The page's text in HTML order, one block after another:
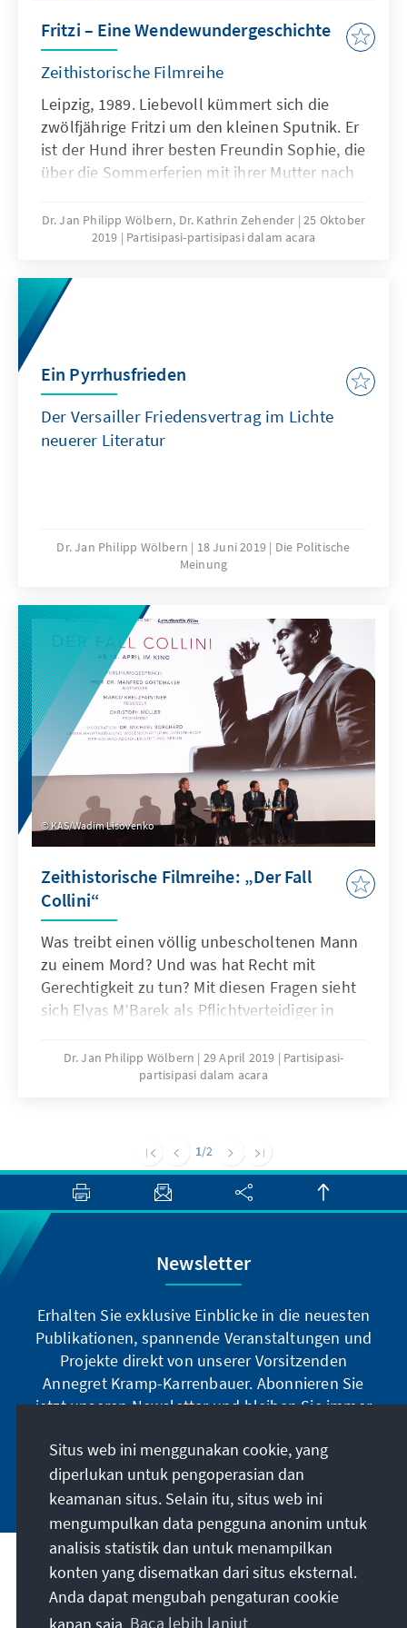
unerbittlichen Gegner…
Fritzi – Eine Wendewundergeschichte
Zeithistorische Filmreihe
Leipzig, 1989. Liebevoll kümmert sich die
zwölfjährige Fritzi um den kleinen Sputnik. Er
ist der Hund ihrer besten Freundin Sophie, die
über die Sommerferien mit ihrer Mutter nach
kehrt Sophie nicht in die Klasse zurück. Wie
viele andere ist sie in den Westen geflohen.
ihrer Freundin und gerät in ein Abenteuer, das
die Zukunft des ganzen Landes verändert.
Dr. Jan Philipp Wölbern, Dr. Kathrin Zehender 25 Oktober
2019
Partisipasi-partisipasi dalam acara
Ein Pyrrhusfrieden
Der Versailler Friedensvertrag im Lichte
neuerer Literatur
Dr. Jan Philipp Wölbern 18 Juni 2019
Die Politische
Meinung
KAS/Wadim Lisovenko
Zeithistorische Filmreihe: „Der Fall
Collini“
Was treibt einen völlig unbescholtenen Mann
zu einem Mord? Und was hat Recht mit
Gerechtigkeit zu tun? Mit diesen Fragen sieht
sich Elyas M’Barek als Pflichtverteidiger in
dem gleichnamigen Roman des Erfolgsautors
Ferdinand von Schirach („Schuld“, „Terror“)
von einem der größten deutschen
Justizskandale erzählt.
Dr. Jan Philipp Wölbern 29 April 2019
Partisipasi-
partisipasi dalam acara
1/2
Newsletter
Erhalten Sie exklusive Einblicke in die neuesten
Publikationen, spannende Veranstaltungen und
Projekte direkt von unserer Vorsitzenden
Annegret Kramp-Karrenbauer. Abonnieren Sie
jetzt unseren Newsletter und bleiben Sie immer
Jetzt abonnieren
Misi kami
Situs web ini menggunakan cookie, yang
diperlukan untuk pengoperasian dan
keamanan situs. Selain itu, situs web ini
mengumpulkan data pengguna anonim untuk
analisis statistik dan untuk menampilkan
konten yang disematkan dari situs eksternal.
Anda dapat mengubah pengaturan cookie
kapan saja. Baca lebih lanjut